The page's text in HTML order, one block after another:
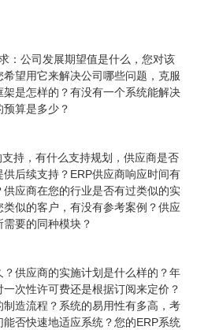
：公司发展期望值是什么，您对该
望用它来解决公司哪些问题，克服
是怎样的？有没有一个系统能解决
算是多少？
持，有什么支持规划，供应商是否
后续支持？ERP供应商响应时间有
应商在您的行业是否有过类似的实
似的客户，有没有参考案例？供应
要的同种模块？
供应商的实施计划是什么样的？年
次性许可费还是根据订阅来定价？
造流程？系统的易用性有多高，考
否快速地适应系统？您的ERP系统